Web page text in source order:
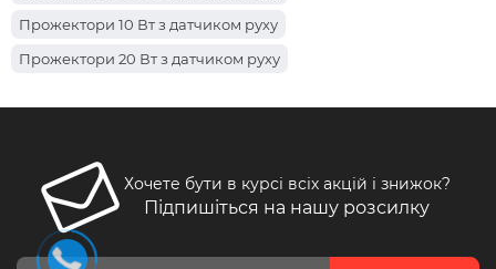
Прожектори 10 Вт з датчиком руху
Прожектори 20 Вт з датчиком руху
Хочете бути в курсі всіх акцій і знижок?
Підпишіться на нашу розсилку